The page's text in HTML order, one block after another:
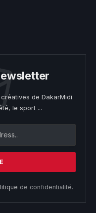
de DakarMidi
le sport ...
de confidentialité.